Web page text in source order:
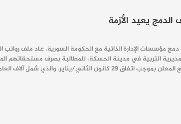
يعيد الأزمة
دمج مؤسسات الإدارة الذاتية مع الحكومة السورية، عاد ملف
التربية في مدينة الحسكة، للمطالبة بصرف مستحقاتهم
التعليمي، دون التوصل حتى الآن إلى تسوية نهائية…